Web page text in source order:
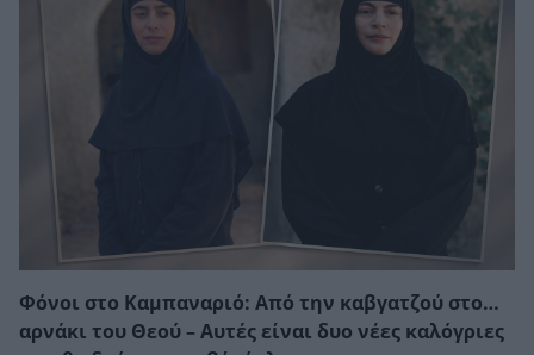
Φόνοι στο Καμπαναριό: Από την καβγατζού στο…
αρνάκι του Θεού – Αυτές είναι δυο νέες καλόγριες